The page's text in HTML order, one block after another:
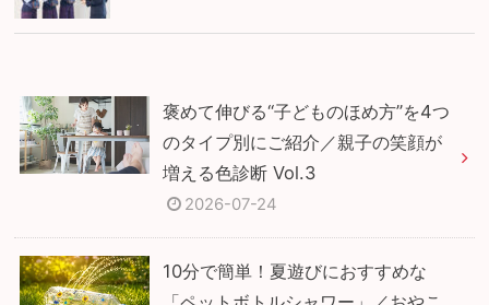
褒めて伸びる“子どものほめ方”を4つ
のタイプ別にご紹介／親子の笑顔が
増える色診断 Vol.3
2026-07-24
10分で簡単！夏遊びにおすすめな